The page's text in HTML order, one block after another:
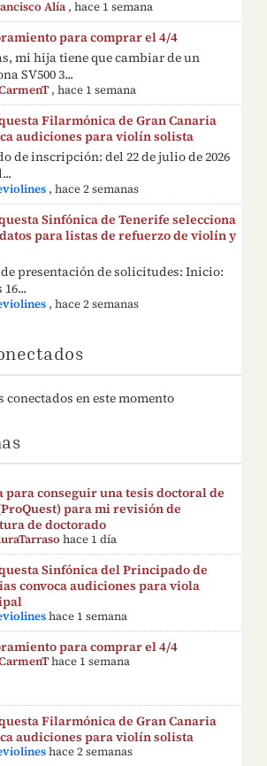
Alía ,hace 1 semana
para comprar el 4/4
mi hija tiene que cambiar de un
SV500 3...
,hace 1 semana
Filarmónica de Gran Canaria
audiciones para violín solista
de inscripción: del 22 de julio de 2026
,hace 2 semanas
Sinfónica de Tenerife selecciona
para listas de refuerzo de violín y
presentación de solicitudes: Inicio:
,hace 2 semanas
en este momento
para conseguir una tesis doctoral de
para mi revisión de
de doctorado
hace 1 día
Sinfónica del Principado de
convoca audiciones para viola
hace 1 semana
para comprar el 4/4
hace 1 semana
Filarmónica de Gran Canaria
audiciones para violín solista
hace 2 semanas